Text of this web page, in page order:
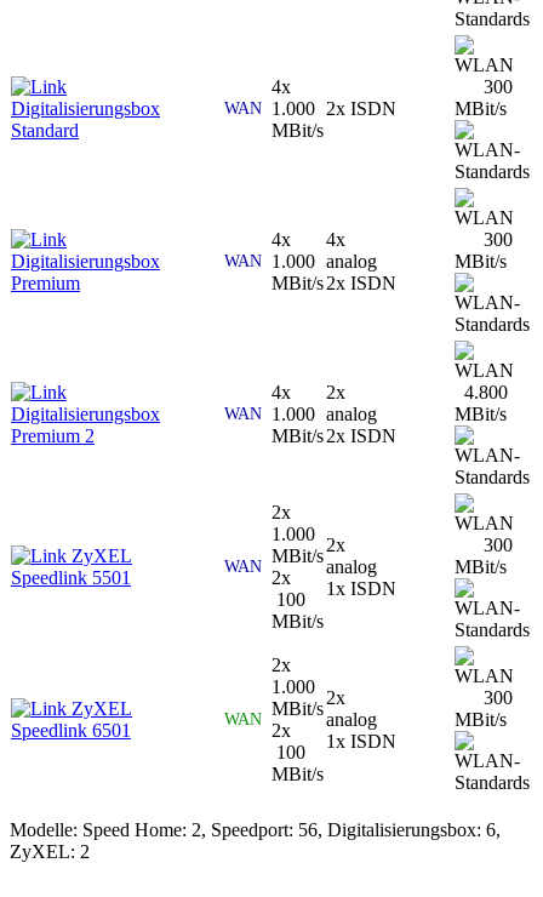
Digitalisierungsbox
Standard
WAN
4x
1.000
MBit/s
2x ISDN
300
MBit/s
Digitalisierungsbox
Premium
WAN
4x
1.000
MBit/s
4x
analog
2x ISDN
300
MBit/s
Digitalisierungsbox
Premium 2
WAN
4x
1.000
MBit/s
2x
analog
2x ISDN
4.800
MBit/s
ZyXEL
Speedlink 5501
WAN
2x
1.000
MBit/s
2x
100
MBit/s
2x
analog
1x ISDN
300
MBit/s
ZyXEL
Speedlink 6501
WAN
2x
1.000
MBit/s
2x
100
MBit/s
2x
analog
1x ISDN
300
MBit/s
Modelle: Speed Home: 2, Speedport: 56, Digitalisierungsbox: 6,
ZyXEL: 2